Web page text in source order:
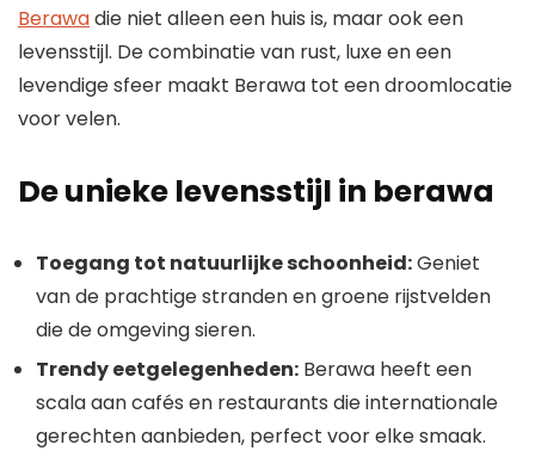
Berawadie niet alleen een huis is, maar ook een
levensstijl. De combinatie van rust, luxe en een
levendige sfeer maakt Berawa tot een droomlocatie
voor velen.
De unieke levensstijl in berawa
Toegang tot natuurlijke schoonheid:Geniet
van de prachtige stranden en groene rijstvelden
die de omgeving sieren.
Trendy eetgelegenheden: Berawa heeft een
scala aan cafés en restaurants die internationale
gerechten aanbieden, perfect voor elke smaak.